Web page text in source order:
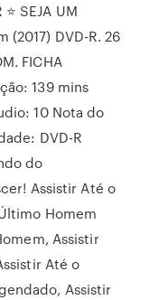
SEJA UM
(2017) DVD-R. 26
FICHA
139 mins
10 Nota do
DVD-R
do
Assistir Até o
Homem
Assistir
Até o
Assistir